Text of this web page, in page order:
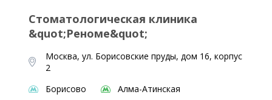
Стоматологическая клиника
&quot;Реноме&quot;
Москва, ул. Борисовские пруды, дом 16, корпус
2
Борисово
Алма-Атинская